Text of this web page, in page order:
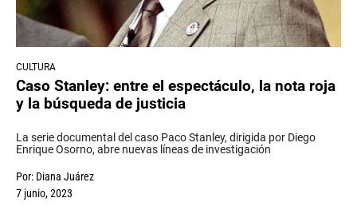
CULTURA
Caso Stanley: entre el espectáculo, la nota roja
y la búsqueda de justicia
La serie documental del caso Paco Stanley, dirigida por Diego
Enrique Osorno, abre nuevas líneas de investigación
Por: Diana Juárez
7 junio, 2023